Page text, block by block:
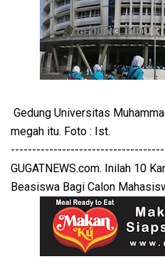
Gedung Universitas
megah itu. Foto : Ist.
GUGATNEWS.com. Inilah 10
Beasiswa Bagi Calon